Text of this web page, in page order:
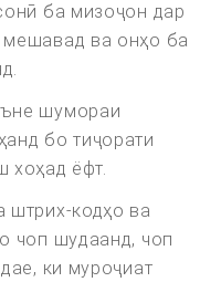
ба мизоҷон дар
мешавад ва онҳо ба
шумораи
бо тиҷорати
хоҳад ёфт.
штрих-кодҳо ва
чоп шудаанд, чоп
ки муроҷиат